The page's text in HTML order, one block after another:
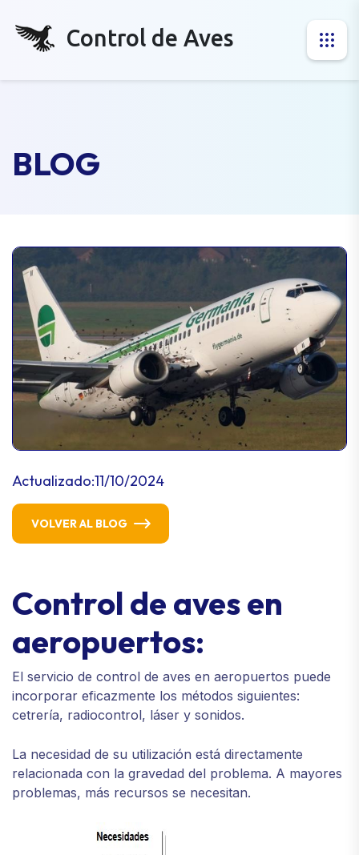
Control de Aves
BLOG
Actualizado:11/10/2024
VOLVER AL BLOG
Control de aves en
aeropuertos:
El servicio de control de aves en aeropuertos puede
incorporar eficazmente los métodos siguientes:
cetrería, radiocontrol, láser y sonidos.
La necesidad de su utilización está directamente
relacionada con la gravedad del problema. A mayores
problemas, más recursos se necesitan.